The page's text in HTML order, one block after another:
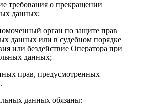
требования о прекращении
данных;
орган по защите прав
данных или в судебном порядке
или бездействие Оператора при
данных;
прав, предусмотренных
данных обязаны: